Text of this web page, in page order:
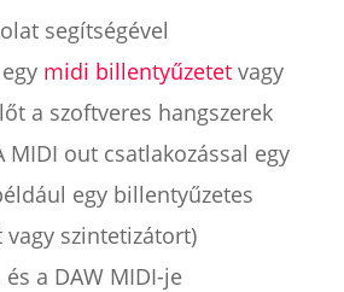
segítségével
midi billentyűzetetvagy
a szoftveres hangszerek
MIDI out csatlakozással egy
egy billentyűzetes
szintetizátort)
a DAW MIDI-je